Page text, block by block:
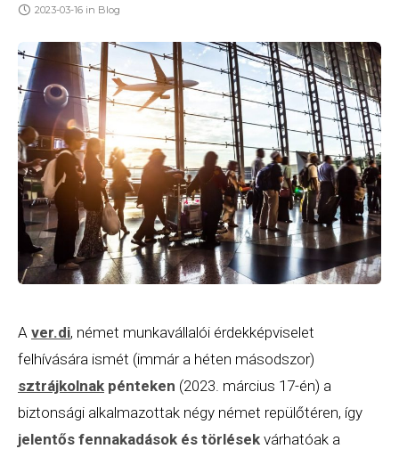
2023-03-16 in Blog
A ver.di, német munkavállalói érdekképviselet
felhívására ismét (immár a héten másodszor)
sztrájkolnak pénteken (2023. március 17-én) a
biztonsági alkalmazottak négy német repülőtéren, így
jelentős fennakadások és törlések várhatóak a